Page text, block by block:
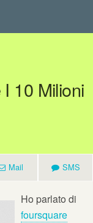
10 Milioni
Mail SMS
Ho parlato di
foursquare